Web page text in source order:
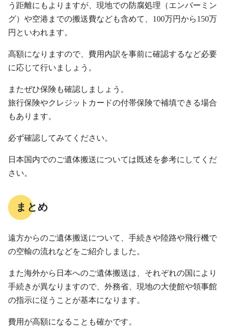
う距離にもよりますが、現地での防腐処理（エンバーミン
グ）や空港までの搬送費なども含めて、100万円から150万
円といわれます。
高額になりますので、費用内訳を事前に確認するなど必要
に応じて行いましょう。
またぜひ保険も確認しましょう。
旅行保険やクレジットカードの付帯保険で補填できる場合
もあります。
必ず確認してみてください。
日本国内でのご遺体搬送については既述を参考にしてくだ
さい。
まとめ
遠方からのご遺体搬送について、手続きや陸路や飛行機で
の空輸の流れなどをご紹介しました。
また海外から日本へのご遺体搬送は、それぞれの国により
手続きが異なりますので、外務省、現地の大使館や領事館
の指示に従うことが基本になります。
費用が高額になることも確かです。